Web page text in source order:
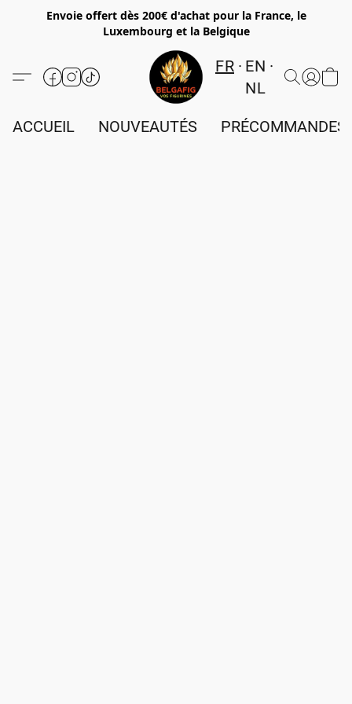
Envoie offert dès 200€ d'achat pour la France, le
Luxembourg et la Belgique
FR
EN
NL
ACCUEIL NOUVEAUTÉS PRÉCOMMANDES